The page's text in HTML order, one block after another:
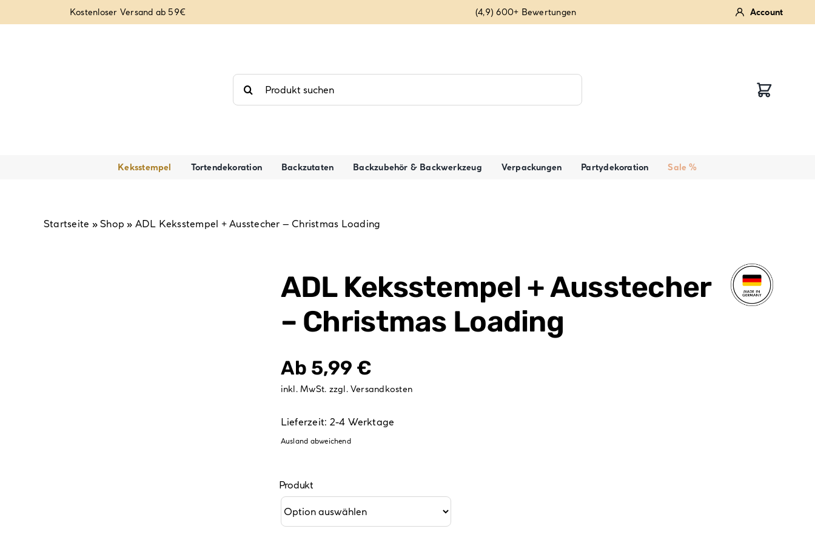
Inhalt
Kostenloser Versand ab 59€ (4,9) 600+ Bewertungen Account
nach:
Keksstempel Tortendekoration Backzutaten Backzubehör & Backwerkzeug Verpackungen Partydekoration Sale %
Startseite »Shop » ADL Keksstempel + Ausstecher – Christmas Loading
ADL Keksstempel + Ausstecher
– Christmas Loading
Ab 5,99 €
inkl. MwSt. zzgl. Versandkosten
Lieferzeit: 2-4 Werktage
Ausland abweichend
Produkt